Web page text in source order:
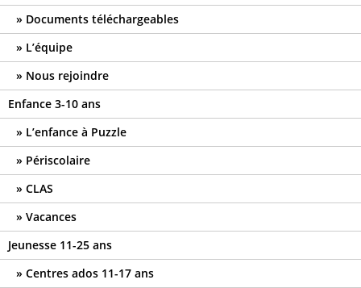
Documents téléchargeables
L’équipe
Nous rejoindre
Enfance 3-10 ans
L’enfance à Puzzle
Périscolaire
CLAS
Vacances
Jeunesse 11-25 ans
Centres ados 11-17 ans